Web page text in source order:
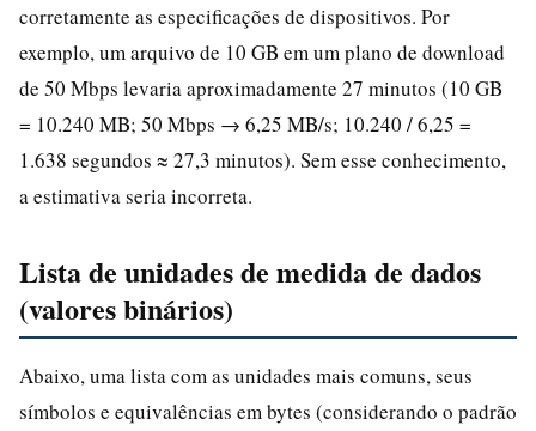
corretamente as especificações de dispositivos. Por
exemplo, um arquivo de 10 GB em um plano de download
de 50 Mbps levaria aproximadamente 27 minutos (10 GB
= 10.240 MB; 50 Mbps → 6,25 MB/s; 10.240 / 6,25 =
1.638 segundos ≈ 27,3 minutos). Sem esse conhecimento,
a estimativa seria incorreta.
Lista de unidades de medida de dados
(valores binários)
Abaixo, uma lista com as unidades mais comuns, seus
símbolos e equivalências em bytes (considerando o padrão